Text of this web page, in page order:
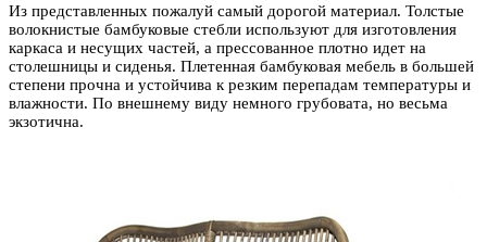
Из представленных пожалуй самый дорогой материал. Толстые
волокнистые бамбуковые стебли используют для изготовления
каркаса и несущих частей, а прессованное плотно идет на
столешницы и сиденья. Плетенная бамбуковая мебель в большей
степени прочна и устойчива к резким перепадам температуры и
влажности. По внешнему виду немного грубовата, но весьма
экзотична.